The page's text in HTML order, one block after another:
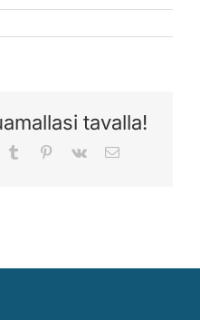
tavalla!
Tumblr Pinterest
Vk Sähköposti